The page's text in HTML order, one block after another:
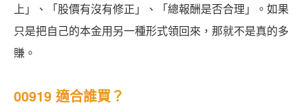
上」、「股價有沒有修正」、「總報酬是否合理」。如果
只是把自己的本金用另一種形式領回來，那就不是真的多
賺。
00919 適合誰買？